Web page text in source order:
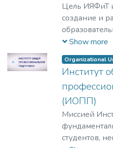
Цель ИЯФиТ
создание и
уровня в
технологий,
Show more
Organizational
Институт
(ИОПП)
Миссией
студентов,